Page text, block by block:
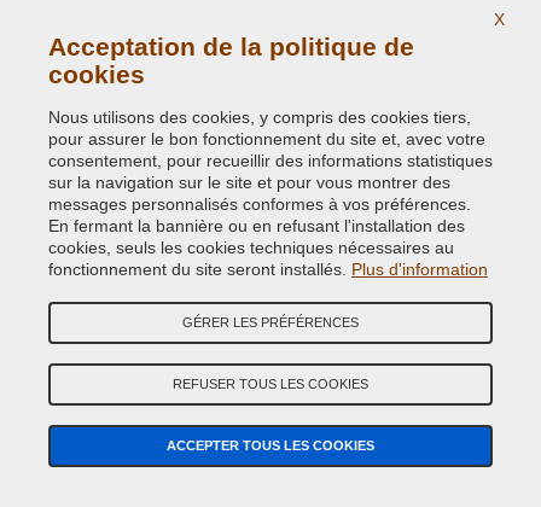
Ergonomique pistolet pour bombe de peinture. Est garantie par
VerniciSpray pour pulvériser la peinture mieux et plus
confortablement. Permet d'éviter les gouttes dues à un
7,08 €
avec TVA
X
Acceptation de la politique de
cookies
Nous utilisons des cookies, y compris des cookies tiers,
pour assurer le bon fonctionnement du site et, avec votre
consentement, pour recueillir des informations statistiques
sur la navigation sur le site et pour vous montrer des
messages personnalisés conformes à vos préférences.
En fermant la bannière ou en refusant l'installation des
cookies, seuls les cookies techniques nécessaires au
fonctionnement du site seront installés. Plus d'information
GÉRER LES PRÉFÉRENCES
REFUSER TOUS LES COOKIES
ACCEPTER TOUS LES COOKIES